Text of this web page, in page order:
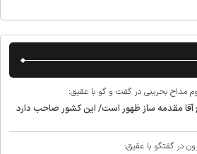
مداح بحرینی در گفت و گو با عقیق:
مقدمه ساز ظهور است/ این کشور صاحب دارد
در گفتگو با عقیق: